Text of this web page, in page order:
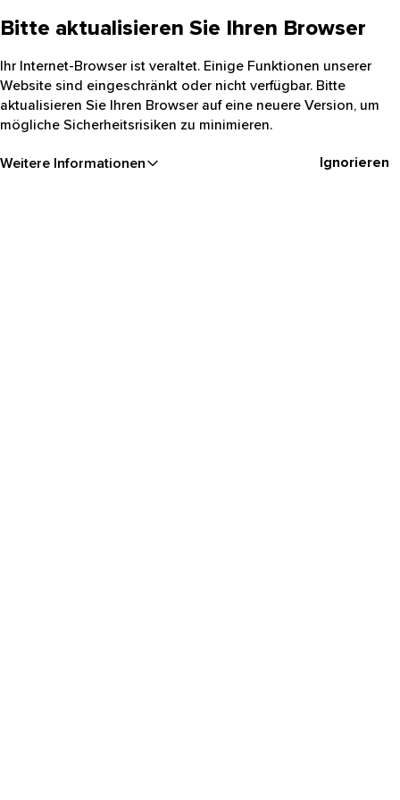
Bitte aktualisieren Sie Ihren Browser
Ihr Internet-Browser ist veraltet. Einige Funktionen unserer
Website sind eingeschränkt oder nicht verfügbar. Bitte
aktualisieren Sie Ihren Browser auf eine neuere Version, um
mögliche Sicherheitsrisiken zu minimieren.
Weitere Informationen Ignorieren